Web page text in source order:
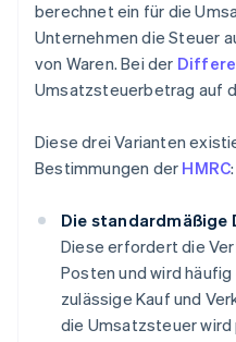
berechnet ein für die
Unternehmen die Steuer
von Waren. Bei der
Umsatzsteuerbetrag auf
Diese drei Varianten
Bestimmungen der HMRC:
Die
Diese erfordert die
Posten und wird
zulässige Kauf und
die Umsatzsteuer